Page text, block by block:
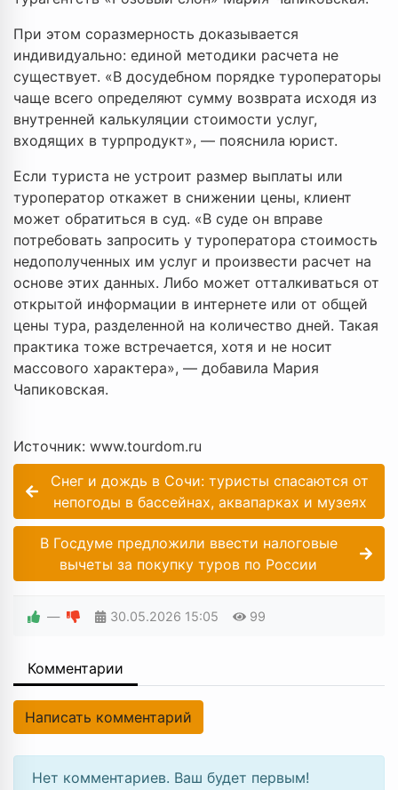
При этом соразмерность доказывается
индивидуально: единой методики расчета не
существует. «В досудебном порядке туроператоры
чаще всего определяют сумму возврата исходя из
внутренней калькуляции стоимости услуг,
входящих в турпродукт», — пояснила юрист.
Если туриста не устроит размер выплаты или
туроператор откажет в снижении цены, клиент
может обратиться в суд. «В суде он вправе
потребовать запросить у туроператора стоимость
недополученных им услуг и произвести расчет на
основе этих данных. Либо может отталкиваться от
открытой информации в интернете или от общей
цены тура, разделенной на количество дней. Такая
практика тоже встречается, хотя и не носит
массового характера», — добавила Мария
Чапиковская.
Источник: www.tourdom.ru
Снег и дождь в Сочи: туристы спасаются от
непогоды в бассейнах, аквапарках и музеях
В Госдуме предложили ввести налоговые
вычеты за покупку туров по России
— 30.05.2026 15:05 99
Комментарии
Написать комментарий
Нет комментариев. Ваш будет первым!